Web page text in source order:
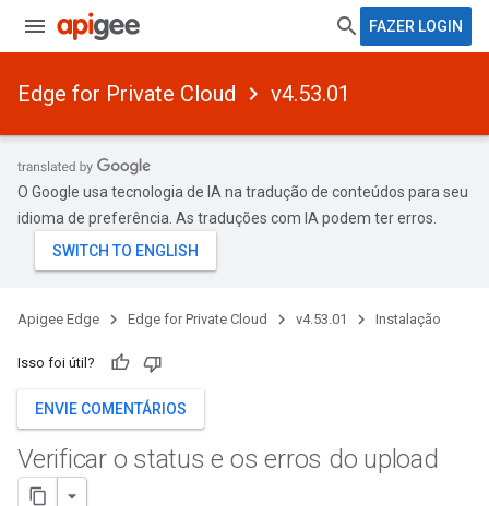
FAZER LOGIN
Edge for Private Cloud v4.53.01
O Google usa tecnologia de IA na tradução de conteúdos para seu
idioma de preferência. As traduções com IA podem ter erros.
Apigee Edge Edge for Private Cloud v4.53.01 Instalação
Isso foi útil?
ENVIE COMENTÁRIOS
Verificar o status e os erros do upload